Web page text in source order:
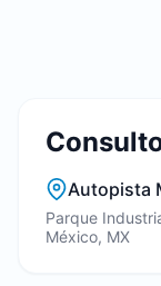
Autopista
Parque
México, MX